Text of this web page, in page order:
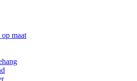
maat